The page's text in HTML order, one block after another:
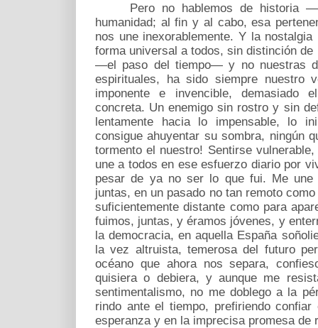
Pero no hablemos de historia
humanidad; al fin y al cabo, esa
nos une inexorablemente. Y la
forma universal a todos, sin distinción
—el paso del tiempo— y no nuestras
espirituales, ha sido siempre nuestro
imponente e invencible, demasiado
concreta. Un enemigo sin rostro y sin
lentamente hacia lo impensable, lo
consigue ahuyentar su sombra, ningún
tormento el nuestro! Sentirse
une a todos en ese esfuerzo diario por
pesar de ya no ser lo que fui. Me
juntas, en un pasado no tan remoto
suficientemente distante como para
fuimos, juntas, y éramos jóvenes, y
la democracia, en aquella España
la vez altruista, temerosa del futuro
océano que ahora nos separa,
quisiera o debiera, y aunque me
sentimentalismo, no me doblego a la
rindo ante el tiempo, prefiriendo
esperanza y en la imprecisa promesa de